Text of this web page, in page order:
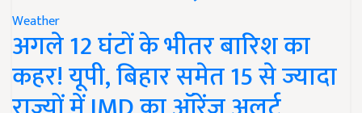
Weather
अगले 12 घंटों के भीतर बारिश का
कहर! यूपी, बिहार समेत 15 से ज्यादा